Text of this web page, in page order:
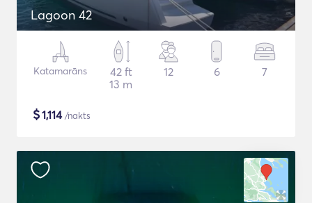
Lagoon 42
Katamarāns
42 ft
13 m
12 6 7
$1,114/nakts